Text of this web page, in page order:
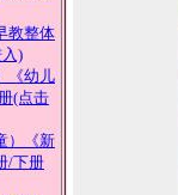
教整体
)
《幼儿
(点击
）《新
/下册